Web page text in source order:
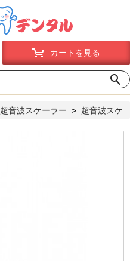
カートを見る
超音波スケーラー > 超音波スケ